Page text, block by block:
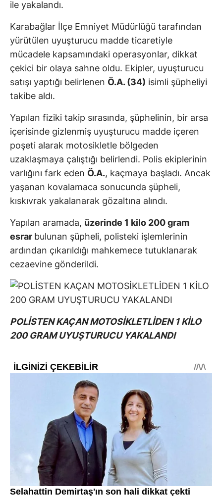
ile yakalandı.
Karabağlar İlçe Emniyet Müdürlüğü tarafından
yürütülen uyuşturucu madde ticaretiyle
mücadele kapsamındaki operasyonlar, dikkat
çekici bir olaya sahne oldu. Ekipler, uyuşturucu
satışı yaptığı belirlenen Ö.A. (34) isimli şüpheliyi
takibe aldı.
Yapılan fiziki takip sırasında, şüphelinin, bir arsa
içerisinde gizlenmiş uyuşturucu madde içeren
poşeti alarak motosikletle bölgeden
uzaklaşmaya çalıştığı belirlendi. Polis ekiplerinin
varlığını fark eden Ö.A., kaçmaya başladı. Ancak
yaşanan kovalamaca sonucunda şüpheli,
kıskıvrak yakalanarak gözaltına alındı.
Yapılan aramada, üzerinde 1 kilo 200 gram
esrar bulunan şüpheli, polisteki işlemlerinin
ardından çıkarıldığı mahkemece tutuklanarak
cezaevine gönderildi.
POLİSTEN KAÇAN MOTOSİKLETLİDEN 1 KİLO
200 GRAM UYUŞTURUCU YAKALANDI